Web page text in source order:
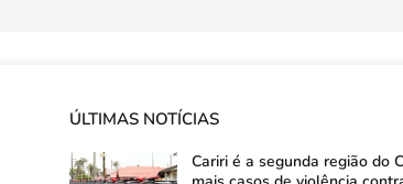
ÚLTIMAS NOTÍCIAS
Cariri é a segunda região do